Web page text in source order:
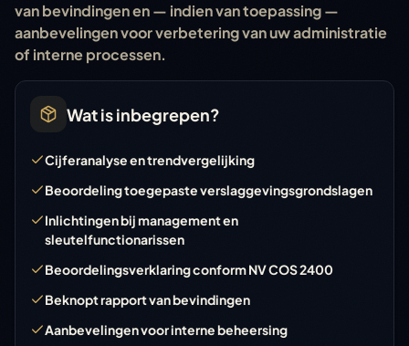
van bevindingen en — indien van toepassing —
aanbevelingen voor verbetering van uw administratie
of interne processen.
Wat is inbegrepen?
Cijferanalyse en trendvergelijking
Beoordeling toegepaste verslaggevingsgrondslagen
Inlichtingen bij management en
sleutelfunctionarissen
Beoordelingsverklaring conform NV COS 2400
Beknopt rapport van bevindingen
Aanbevelingen voor interne beheersing